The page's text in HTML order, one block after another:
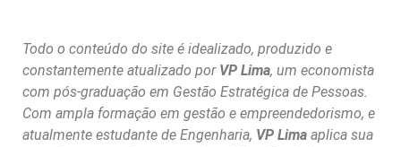
Todo o conteúdo do site é idealizado, produzido e
constantemente atualizado por VP Lima, um economista
com pós-graduação em Gestão Estratégica de Pessoas.
Com ampla formação em gestão e empreendedorismo, e
atualmente estudante de Engenharia, VP Lima aplica sua